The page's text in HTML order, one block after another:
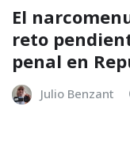
El
reto
penal en
Julio Benzant